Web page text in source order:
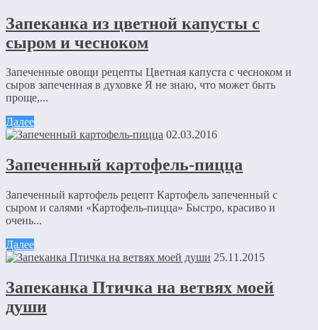
Запеканка из цветной капусты с
сыром и чесноком
Запеченные овощи рецепты Цветная капуста с чесноком и
сыров запеченная в духовке Я не знаю, что может быть
проще,...
Далее
02.03.2016
Запеченный картофель-пицца
Запеченный картофель рецепт Картофель запеченный с
сыром и салями «Картофель-пицца» Быстро, красиво и
очень...
Далее
25.11.2015
Запеканка Птичка на ветвях моей
души